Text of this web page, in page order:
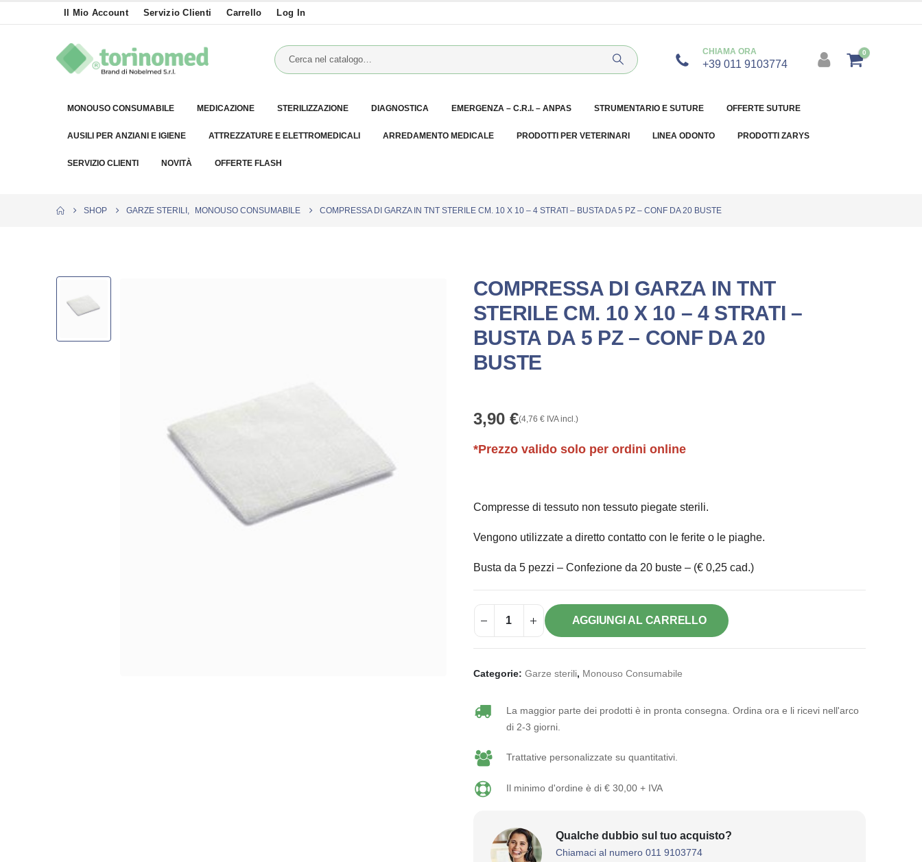
Il Mio Account Servizio Clienti Carrello Log In
CHIAMA ORA
+39 011 9103774
0
MONOUSO CONSUMABILE MEDICAZIONE STERILIZZAZIONE DIAGNOSTICA EMERGENZA – C.R.I. – ANPAS STRUMENTARIO E SUTURE OFFERTE SUTURE
AUSILI PER ANZIANI E IGIENE ATTREZZATURE E ELETTROMEDICALI ARREDAMENTO MEDICALE PRODOTTI PER VETERINARI LINEA ODONTO PRODOTTI ZARYS
SERVIZIO CLIENTI NOVITÀ OFFERTE FLASH
SHOP GARZE STERILI MONOUSO CONSUMABILE COMPRESSA DI GARZA IN TNT STERILE CM. 10 X 10 – 4 STRATI – BUSTA DA 5 PZ – CONF DA 20 BUSTE
COMPRESSA DI GARZA IN TNT
STERILE CM. 10 X 10 – 4 STRATI –
BUSTA DA 5 PZ – CONF DA 20
BUSTE
3,90 €(4,76 €IVA incl.)
*Prezzo valido solo per ordini online
Compresse di tessuto non tessuto piegate sterili.
Vengono utilizzate a diretto contatto con le ferite o le piaghe.
Busta da 5 pezzi – Confezione da 20 buste – (€ 0,25 cad.)
AGGIUNGI AL CARRELLO
Categorie: Garze sterili, Monouso Consumabile
La maggior parte dei prodotti è in pronta consegna. Ordina ora e li ricevi nell'arco
di 2-3 giorni.
Trattative personalizzate su quantitativi.
Il minimo d'ordine è di € 30,00 + IVA
Qualche dubbio sul tuo acquisto?
Chiamaci al numero 011 9103774